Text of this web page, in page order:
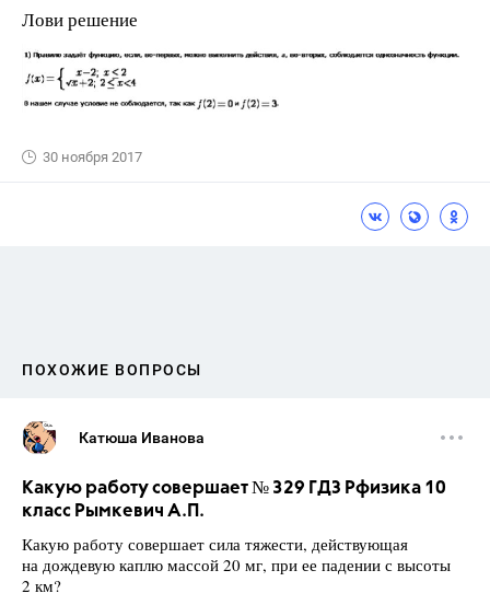
Лови решение
30 ноября 2017
ПОХОЖИЕ ВОПРОСЫ
Катюша Иванова
Какую работу совершает № 329 ГДЗ Рфизика 10
класс Рымкевич А.П.
Какую работу совершает сила тяжести, действующая
на дождевую каплю массой 20 мг, при ее падении с высоты
2 км?